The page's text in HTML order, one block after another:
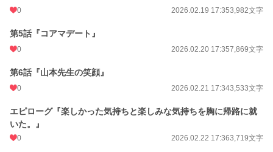
0 2026.02.19 17:353,982文字
第5話『コアマデート』
0 2026.02.20 17:357,869文字
第6話『山本先生の笑顔』
0 2026.02.21 17:343,533文字
エピローグ『楽しかった気持ちと楽しみな気持ちを胸に帰路に就
いた。』
0 2026.02.22 17:363,719文字